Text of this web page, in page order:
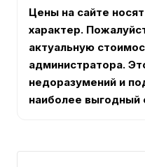
Цены на сайте
характер.
актуальную
администратора.
недоразумений и
наиболее выгодный